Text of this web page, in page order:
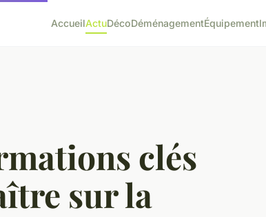
AccueilActuDécoDéménagementÉquipement
clés
sur la